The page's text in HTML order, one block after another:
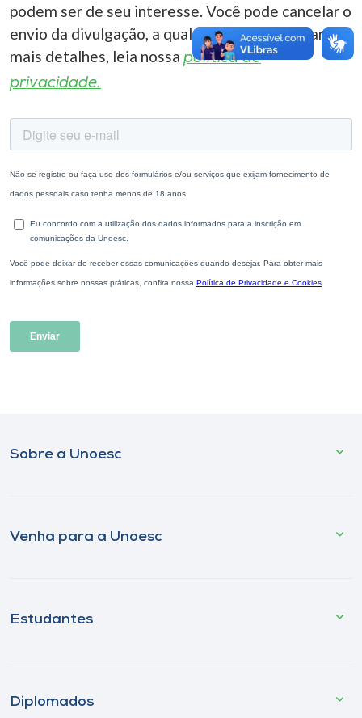
podem ser de seu interesse. Você pode cancelar o
envio da divulgação, a qualquer momento. Para
mais detalhes, leia nossa política de
privacidade.
Sobre a Unoesc
Venha para a Unoesc
Estudantes
Diplomados